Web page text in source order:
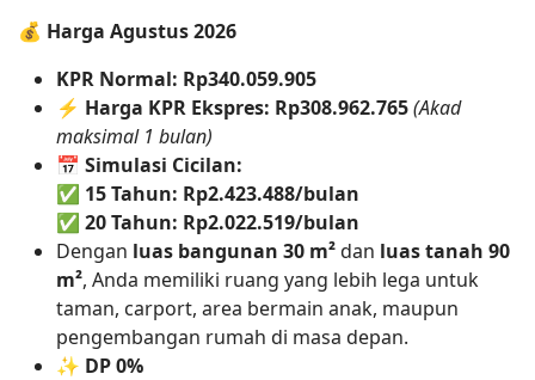
💰 Harga Agustus 2026
KPR Normal: Rp340.059.905
⚡ Harga KPR Ekspres: Rp308.962.765(Akad
maksimal 1 bulan)
📅 Simulasi Cicilan:
✅ 15 Tahun: Rp2.423.488/bulan
✅ 20 Tahun: Rp2.022.519/bulan
Dengan luas bangunan 30 m²dan luas tanah 90
m², Anda memiliki ruang yang lebih lega untuk
taman, carport, area bermain anak, maupun
pengembangan rumah di masa depan.
✨ DP 0%